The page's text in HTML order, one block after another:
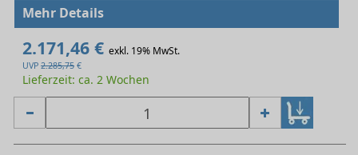
Mehr Details
2.171,46 € exkl. 19% MwSt.
UVP 2.285,75 €
Lieferzeit: ca. 2 Wochen